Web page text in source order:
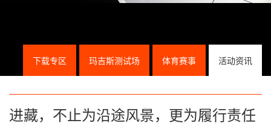
活动资讯
体育赛事
玛吉斯测试场
下载专区
进藏，不止为沿途风景，更为履行责任